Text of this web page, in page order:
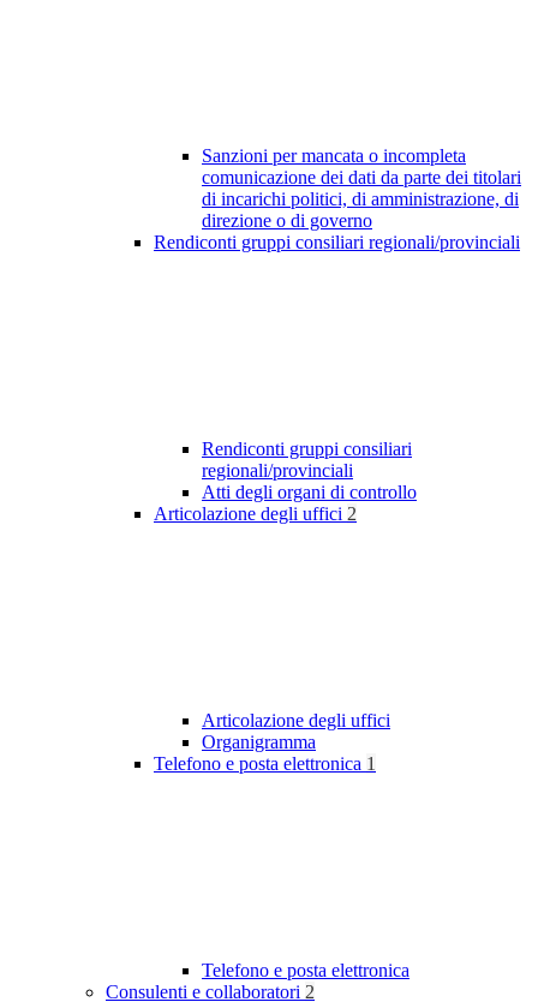
Sanzioni per mancata o incompleta
comunicazione dei dati da parte dei titolari
di incarichi politici, di amministrazione, di
direzione o di governo
Rendiconti gruppi consiliari regionali/provinciali
Rendiconti gruppi consiliari
regionali/provinciali
Atti degli organi di controllo
Articolazione degli uffici 2
Articolazione degli uffici
Organigramma
Telefono e posta elettronica 1
Telefono e posta elettronica
Consulenti e collaboratori 2